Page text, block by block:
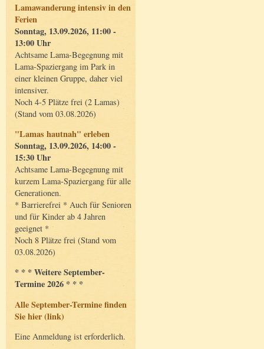
Lamawanderung intensiv in den
Ferien
Sonntag, 13.09.2026, 11:00 -
13:00 Uhr
Achtsame Lama-Begegnung mit
Lama-Spaziergang im Park in
einer kleinen Gruppe, daher viel
intensiver.
Noch 4-5 Plätze frei (2 Lamas)
(Stand vom 03.08.2026)
"Lamas hautnah" erleben
Sonntag, 13.09.2026, 14:00 -
15:30 Uhr
Achtsame Lama-Begegnung mit
kurzem Lama-Spaziergang für alle
Generationen.
* Barrierefrei * Auch für Senioren
und für Kinder ab 4 Jahren
geeignet *
Noch 8 Plätze frei (Stand vom
03.08.2026)
* * * Weitere September-
Termine 2026 * * *
Alle September-Termine finden
Sie hier (link)
Eine Anmeldung ist erforderlich.